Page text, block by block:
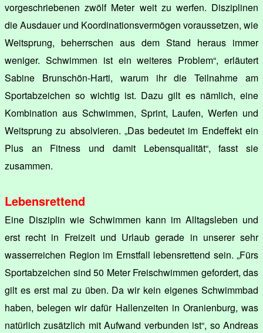
vorgeschriebenen zwölf Meter weit zu werfen. Disziplinen
die Ausdauer und Koordinationsvermögen voraussetzen, wie
Weitsprung, beherrschen aus dem Stand heraus immer
weniger. Schwimmen ist ein weiteres Problem“, erläutert
Sabine Brunschön-Harti, warum ihr die Teilnahme am
Sportabzeichen so wichtig ist. Dazu gilt es nämlich, eine
Kombination aus Schwimmen, Sprint, Laufen, Werfen und
Weitsprung zu absolvieren. „Das bedeutet im Endeffekt ein
Plus an Fitness und damit Lebensqualität“, fasst sie
zusammen.
Lebensrettend
Eine Disziplin wie Schwimmen kann im Alltagsleben und
erst recht in Freizeit und Urlaub gerade in unserer sehr
wasserreichen Region im Ernstfall lebensrettend sein. „Fürs
Sportabzeichen sind 50 Meter Freischwimmen gefordert, das
gilt es erst mal zu üben. Da wir kein eigenes Schwimmbad
haben, belegen wir dafür Hallenzeiten in Oranienburg, was
natürlich zusätzlich mit Aufwand verbunden ist“, so Andreas